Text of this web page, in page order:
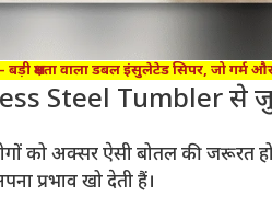
क्षमता वाला डबल इंसुलेटेड सिपर, जो गर्म
Steel Tumbler से
को अक्सर ऐसी बोतल की जरूरत
प्रभाव खो देती हैं।